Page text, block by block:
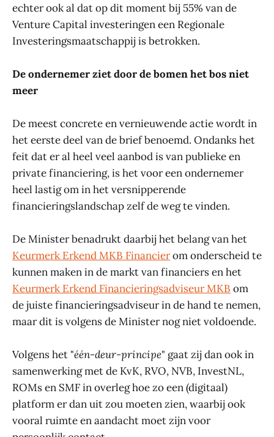
echter ook al dat op dit moment bij 55% van de
Venture Capital investeringen een Regionale
Investeringsmaatschappij is betrokken.
De ondernemer ziet door de bomen het bos niet
meer
De meest concrete en vernieuwende actie wordt in
het eerste deel van de brief benoemd. Ondanks het
feit dat er al heel veel aanbod is van publieke en
private financiering, is het voor een ondernemer
heel lastig om in het versnipperende
financieringslandschap zelf de weg te vinden.
De Minister benadrukt daarbij het belang van het
Keurmerk Erkend MKB Financierom onderscheid te
kunnen maken in de markt van financiers en het
Keurmerk Erkend Financieringsadviseur MKB om
de juiste financieringsadviseur in de hand te nemen,
maar dit is volgens de Minister nog niet voldoende.
Volgens het "één-deur-principe" gaat zij dan ook in
samenwerking met de KvK, RVO, NVB, InvestNL,
ROMs en SMF in overleg hoe zo een (digitaal)
platform er dan uit zou moeten zien, waarbij ook
vooral ruimte en aandacht moet zijn voor